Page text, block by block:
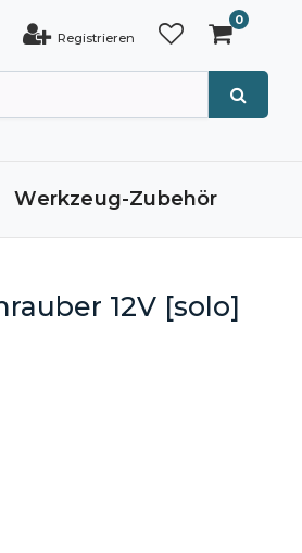
Registrieren
0
Werkzeug-Zubehör
12V [solo]